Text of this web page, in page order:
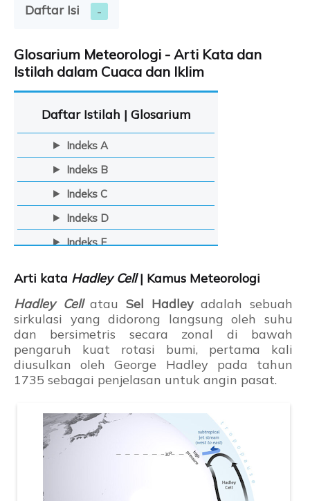
Daftar Isi
Glosarium Meteorologi - Arti Kata dan
Istilah dalam Cuaca dan Iklim
Daftar Istilah | Glosarium
Indeks A
Indeks B
Indeks C
Indeks D
Indeks E
Indeks H
Indeks I
Indeks J
Indeks K
Indeks L
Indeks M
Arti kata Hadley Cell| Kamus Meteorologi
Hadley CellatauSel Hadleyadalah sebuah
sirkulasi yang didorong langsung oleh suhu
dan bersimetris secara zonal di bawah
pengaruh kuat rotasi bumi, pertama kali
diusulkan oleh George Hadley pada tahun
1735 sebagai penjelasan untuk angin pasat.